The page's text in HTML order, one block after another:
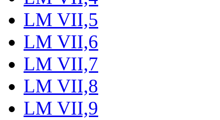
LM VII,5
LM VII,6
LM VII,7
LM VII,8
LM VII,9